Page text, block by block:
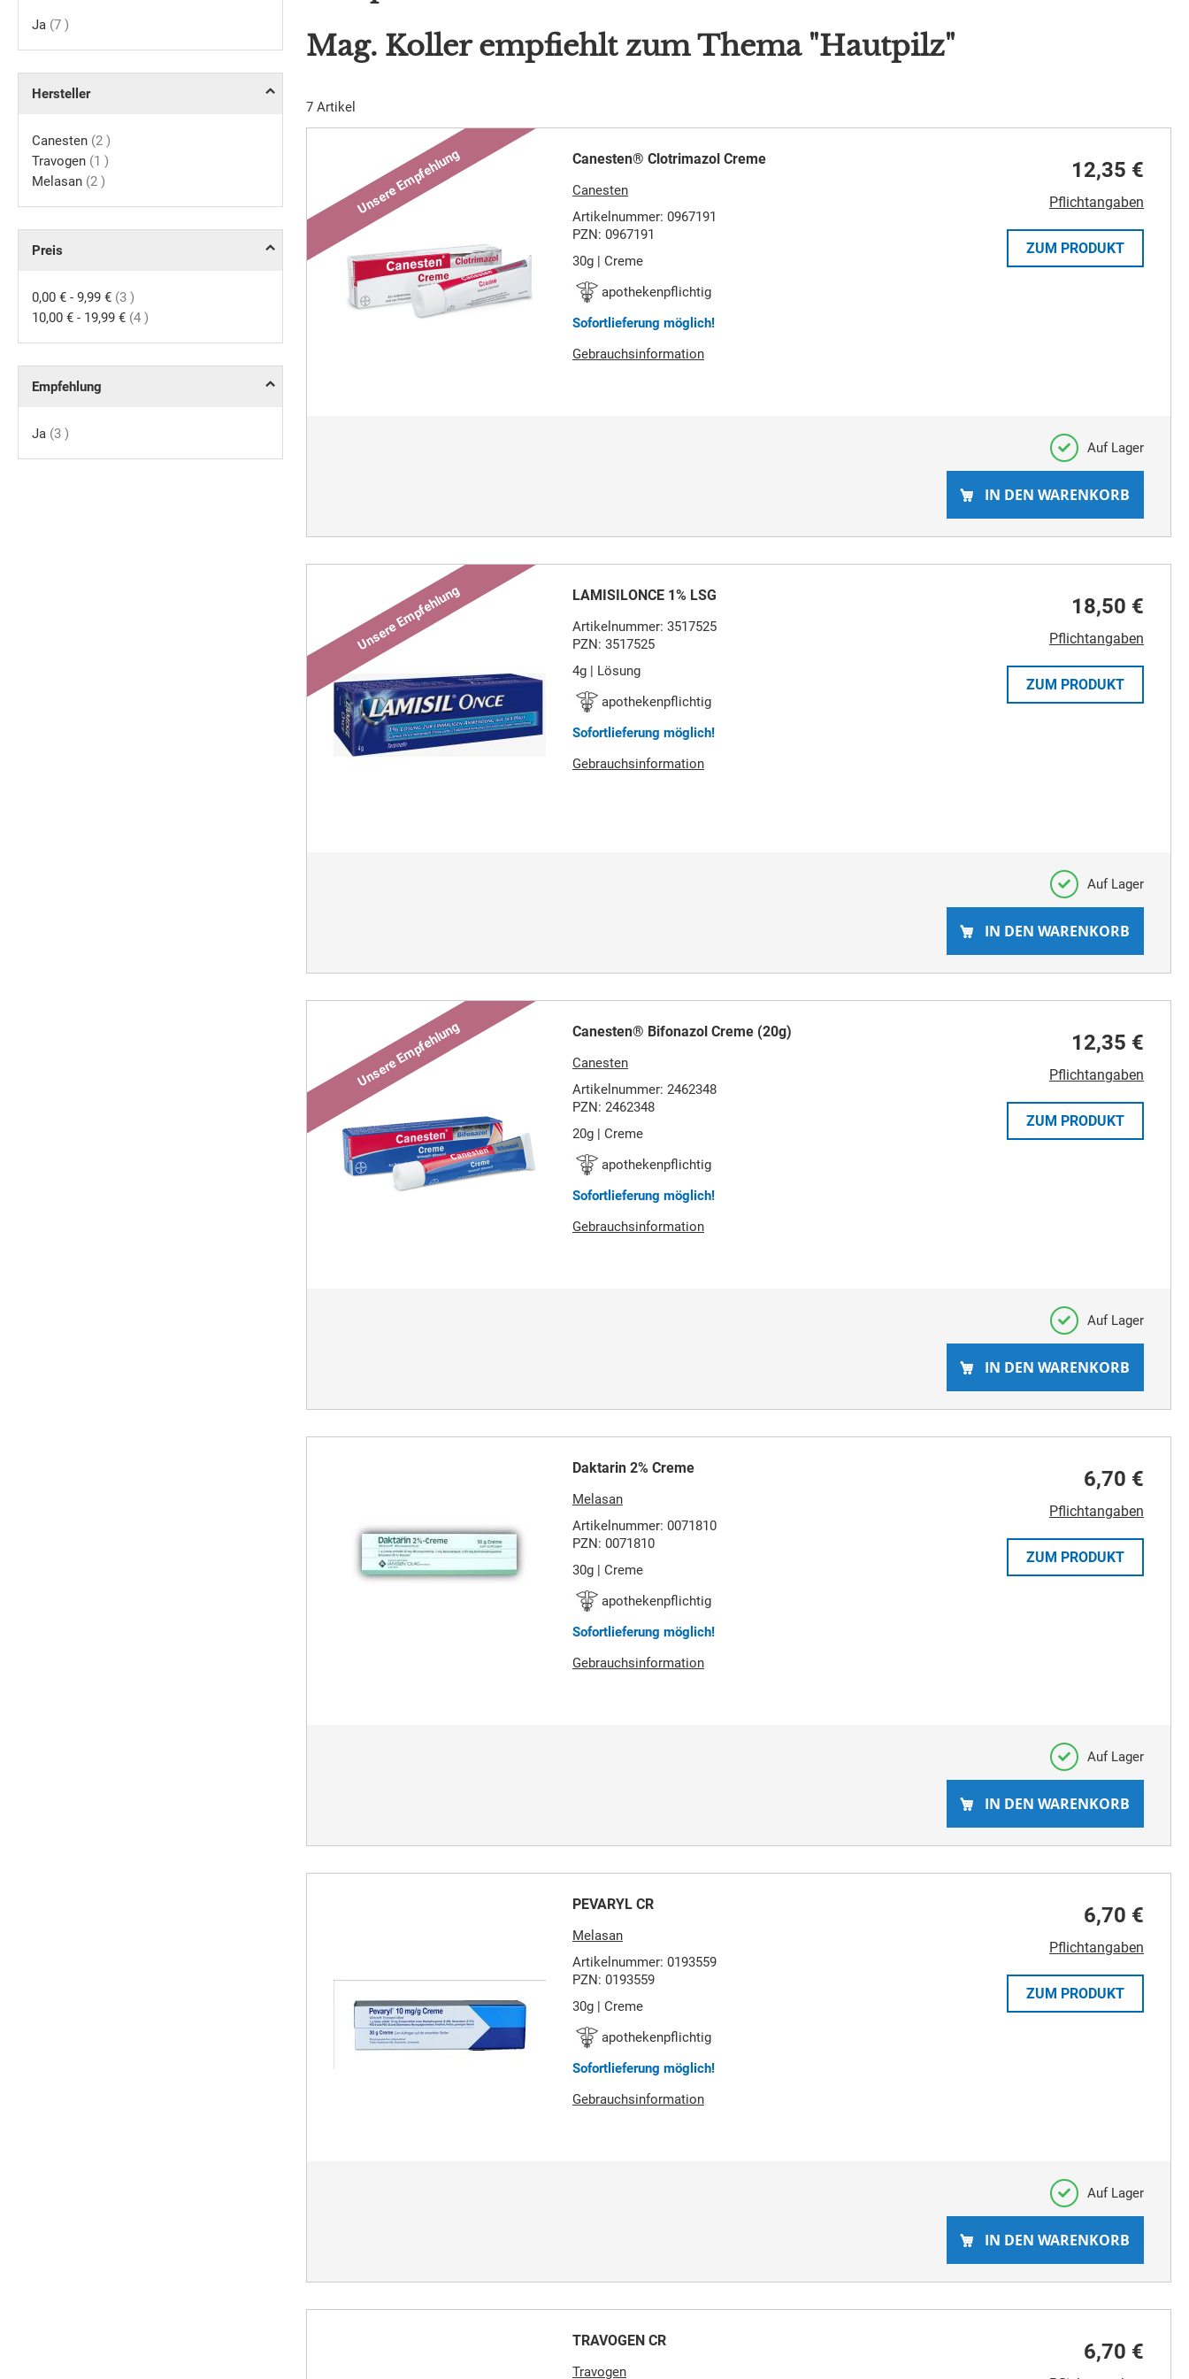
Mag. Koller empfiehlt zum Thema "Hautpilz"
7 Artikel
Canesten® Clotrimazol Creme
Canesten
Artikelnummer: 0967191
PZN: 0967191
30g | Creme
apothekenpflichtig
Sofortlieferung möglich!
Gebrauchsinformation
12,35 €
Pflichtangaben
ZUM PRODUKT
Auf Lager
IN DEN WARENKORB
LAMISILONCE 1% LSG
Artikelnummer: 3517525
PZN: 3517525
4g | Lösung
apothekenpflichtig
Sofortlieferung möglich!
Gebrauchsinformation
18,50 €
Pflichtangaben
ZUM PRODUKT
Auf Lager
IN DEN WARENKORB
Canesten® Bifonazol Creme (20g)
Canesten
Artikelnummer: 2462348
PZN: 2462348
20g | Creme
apothekenpflichtig
Sofortlieferung möglich!
Gebrauchsinformation
12,35 €
Pflichtangaben
ZUM PRODUKT
Auf Lager
IN DEN WARENKORB
Daktarin 2% Creme
Melasan
Artikelnummer: 0071810
PZN: 0071810
30g | Creme
apothekenpflichtig
Sofortlieferung möglich!
Gebrauchsinformation
6,70 €
Pflichtangaben
ZUM PRODUKT
Auf Lager
IN DEN WARENKORB
PEVARYL CR
Melasan
Artikelnummer: 0193559
PZN: 0193559
30g | Creme
apothekenpflichtig
Sofortlieferung möglich!
Gebrauchsinformation
6,70 €
Pflichtangaben
ZUM PRODUKT
Auf Lager
IN DEN WARENKORB
TRAVOGEN CR
Travogen
6,70 €
Ja 7 Artikel
Hersteller
Canesten 2 Artikel
Travogen 1 Artikel
Melasan 2 Artikel
Preis
0,00 € - 9,99 € 3 Artikel
10,00 € - 19,99 € 4 Artikel
Empfehlung
Ja 3 Artikel